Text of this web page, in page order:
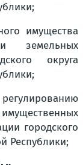
имущества
земельных
округа
городского
Республики;